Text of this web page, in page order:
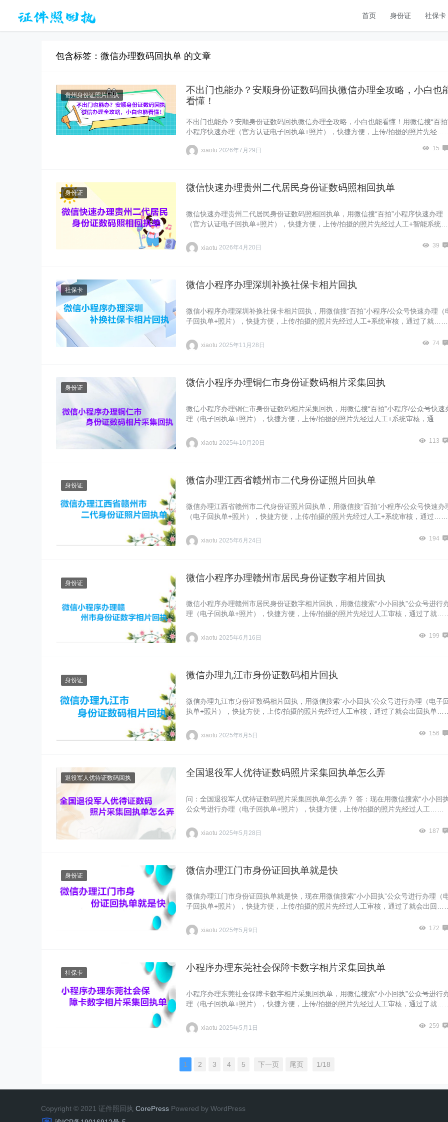
首页 身份证 社保卡
包含标签：微信办理数码回执单 的文章
贵州身份证照片回执
不出门也能办？安顺身份证数码回执微信办理全攻略，小白也
看懂！
不出门也能办？安顺身份证数码回执微信办理全攻略，小白也能看懂！用微信搜“百拍
小程序快速办理（官方认证电子回执单+照片），快捷方便，上传/拍摄的照片先经……
xiaotu 2026年7月29日 15
身份证 微信快速办理贵州二代居民身份证数码照相回执单
微信快速办理贵州二代居民身份证数码照相回执单，用微信搜“百拍”小程序快速办理
（官方认证电子回执单+照片），快捷方便，上传/拍摄的照片先经过人工+智能系统
xiaotu 2026年4月20日 39
社保卡 微信小程序办理深圳补换社保卡相片回执
微信小程序办理深圳补换社保卡相片回执，用微信搜“百拍”小程序/公众号快速办理（
子回执单+照片），快捷方便，上传/拍摄的照片先经过人工+系统审核，通过了就……
xiaotu 2025年11月28日 74
身份证 微信小程序办理铜仁市身份证数码相片采集回执
微信小程序办理铜仁市身份证数码相片采集回执，用微信搜“百拍”小程序/公众号快速
理（电子回执单+照片），快捷方便，上传/拍摄的照片先经过人工+系统审核，通……
xiaotu 2025年10月20日 113
身份证 微信办理江西省赣州市二代身份证照片回执单
微信办理江西省赣州市二代身份证照片回执单，用微信搜“百拍”小程序/公众号快速办
（电子回执单+照片），快捷方便，上传/拍摄的照片先经过人工+系统审核，通过……
xiaotu 2025年6月24日 194
身份证 微信小程序办理赣州市居民身份证数字相片回执
微信小程序办理赣州市居民身份证数字相片回执，用微信搜索“小小回执”公众号进行
理（电子回执单+照片），快捷方便，上传/拍摄的照片先经过人工审核，通过了就
xiaotu 2025年6月16日 199
身份证 微信办理九江市身份证数码相片回执
微信办理九江市身份证数码相片回执，用微信搜索“小小回执”公众号进行办理（电子
执单+照片），快捷方便，上传/拍摄的照片先经过人工审核，通过了就会出回执单……
xiaotu 2025年6月5日 156
退役军人优待证数码回执 全国退役军人优待证数码照片采集回执单怎么弄
问：全国退役军人优待证数码照片采集回执单怎么弄？ 答：现在用微信搜索“小小回
公众号进行办理（电子回执单+照片），快捷方便，上传/拍摄的照片先经过人工……
xiaotu 2025年5月28日 187
身份证 微信办理江门市身份证回执单就是快
微信办理江门市身份证回执单就是快，现在用微信搜索“小小回执”公众号进行办理（
子回执单+照片），快捷方便，上传/拍摄的照片先经过人工审核，通过了就会出回
xiaotu 2025年5月9日 172
社保卡 小程序办理东莞社会保障卡数字相片采集回执单
小程序办理东莞社会保障卡数字相片采集回执单，用微信搜索“小小回执”公众号进行
理（电子回执单+照片），快捷方便，上传/拍摄的照片先经过人工审核，通过了就……
xiaotu 2025年5月1日 259
1 2 3 4 5 下一页 尾页 1/18
Copyright © 2021 证件照回执 CorePress Powered by WordPress